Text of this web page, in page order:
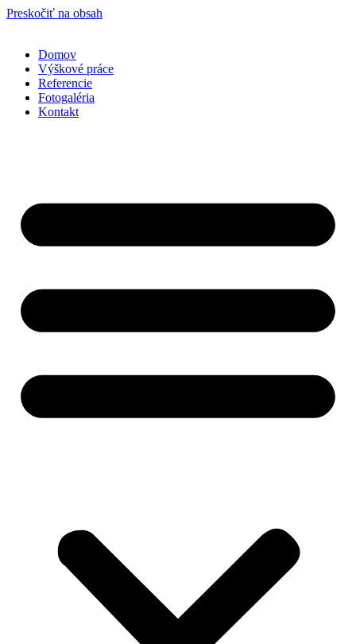
Preskočiť na obsah
Domov
Výškové práce
Referencie
Fotogaléria
Kontakt